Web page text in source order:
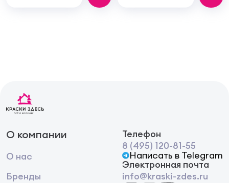
О компании
О нас
Бренды
Телефон
8 (495) 120-81-55
Написать в Telegram
Электронная почта
info@kraski-zdes.ru